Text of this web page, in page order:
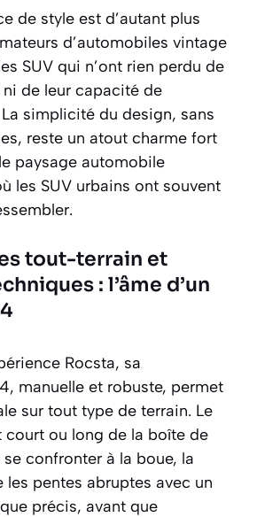
de style est d’autant plus
d’automobiles vintage
SUV qui n’ont rien perdu de
de leur capacité de
simplicité du design, sans
reste un atout charme fort
paysage automobile
les SUV urbains ont souvent
tout-terrain et
: l’âme d’un
Rocsta, sa
manuelle et robuste, permet
sur tout type de terrain. Le
court ou long de la boîte de
confronter à la boue, la
les pentes abruptes avec un
précis, avant que